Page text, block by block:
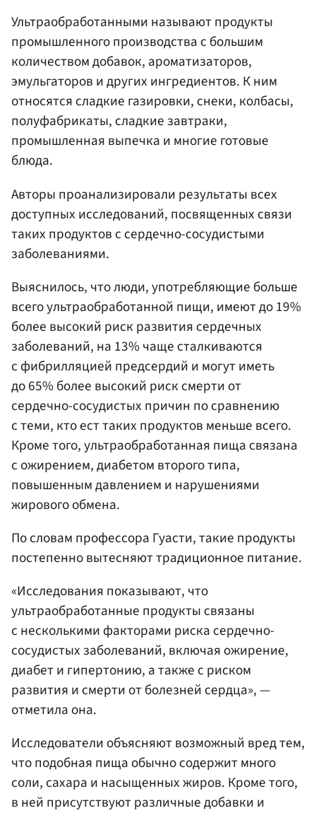
Ультраобработанными называют продукты
промышленного производства с большим
количеством добавок, ароматизаторов,
эмульгаторов и других ингредиентов. К ним
относятся сладкие газировки, снеки, колбасы,
полуфабрикаты, сладкие завтраки,
промышленная выпечка и многие готовые
блюда.
Авторы проанализировали результаты всех
доступных исследований, посвященных связи
таких продуктов с сердечно-сосудистыми
заболеваниями.
Выяснилось, что люди, употребляющие больше
всего ультраобработанной пищи, имеют до 19%
более высокий риск развития сердечных
заболеваний, на 13% чаще сталкиваются
с фибрилляцией предсердий и могут иметь
до 65% более высокий риск смерти от
сердечно-сосудистых причин по сравнению
с теми, кто ест таких продуктов меньше всего.
Кроме того, ультраобработанная пища связана
с ожирением, диабетом второго типа,
повышенным давлением и нарушениями
жирового обмена.
По словам профессора Гуасти, такие продукты
постепенно вытесняют традиционное питание.
«Исследования показывают, что
ультраобработанные продукты связаны
с несколькими факторами риска сердечно-
сосудистых заболеваний, включая ожирение,
диабет и гипертонию, а также с риском
развития и смерти от болезней сердца», —
отметила она.
Исследователи объясняют возможный вред тем,
что подобная пища обычно содержит много
соли, сахара и насыщенных жиров. Кроме того,
в ней присутствуют различные добавки и